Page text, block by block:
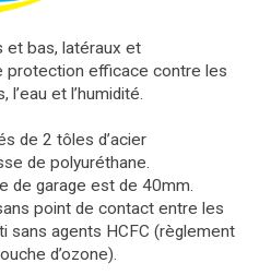
et bas, latéraux et
protection efficace contre les
l’eau et l’humidité.
de 2 tôles d’acier
de polyuréthane.
de garage est de 40mm.
point de contact entre les
sans agents HCFC (règlement
d’ozone).